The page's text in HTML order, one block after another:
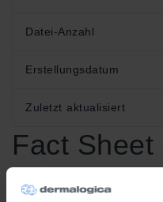
Datei-Anzahl
Erstellungsdatum
Zuletzt aktualisiert
Fact
Oxygen